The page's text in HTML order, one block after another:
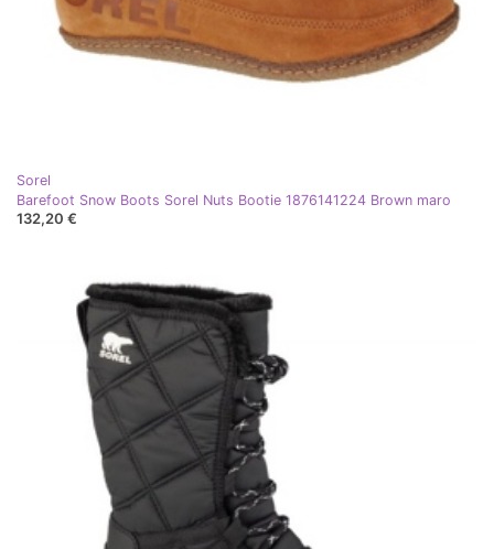
Sorel
Barefoot Snow Boots Sorel Nuts Bootie 1876141224 Brown maro
132,20 €